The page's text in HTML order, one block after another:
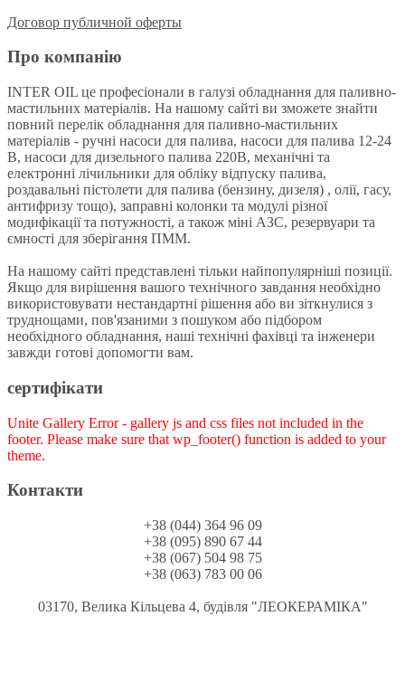
Договор публичной оферты
Про компанію
INTER OIL це професіонали в галузі обладнання для паливно-
мастильних матеріалів. На нашому сайті ви зможете знайти
повний перелік обладнання для паливно-мастильних
матеріалів - ручні насоси для палива, насоси для палива 12-24
В, насоси для дизельного палива 220В, механічні та
електронні лічильники для обліку відпуску палива,
роздавальні пістолети для палива (бензину, дизеля) , олії, гасу,
антифризу тощо), заправні колонки та модулі різної
модифікації та потужності, а також міні АЗС, резервуари та
ємності для зберігання ПММ.
На нашому сайті представлені тільки найпопулярніші позиції.
Якщо для вирішення вашого технічного завдання необхідно
використовувати нестандартні рішення або ви зіткнулися з
труднощами, пов'язаними з пошуком або підбором
необхідного обладнання, наші технічні фахівці та інженери
завжди готові допомогти вам.
сертифікати
Unite Gallery Error - gallery js and css files not included in the
footer. Please make sure that wp_footer() function is added to your
theme.
Контакти
+38 (044) 364 96 09
+38 (095) 890 67 44
+38 (067) 504 98 75
+38 (063) 783 00 06
03170, Велика Кільцева 4, будівля "ЛЕОКЕРАМІКА"